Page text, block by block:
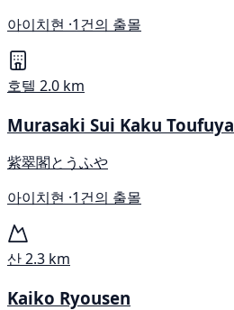
아이치현 ·1건의 출몰
호텔 2.0 km
Murasaki Sui Kaku Toufuya
紫翠閣とうふや
아이치현 ·1건의 출몰
산2.3 km
Kaiko Ryousen